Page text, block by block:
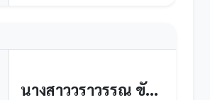
นางสาววราวรรณ ขันประกอบ